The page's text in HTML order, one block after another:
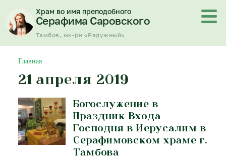
содержимому
Храм во имя преподобного
Серафима Саровского
Тамбов, мк-рн «Радужный»
Главная
21 апреля 2019
Богослужение в
Праздник Входа
Господня в Иерусалим в
Серафимовском храме г.
Тамбова